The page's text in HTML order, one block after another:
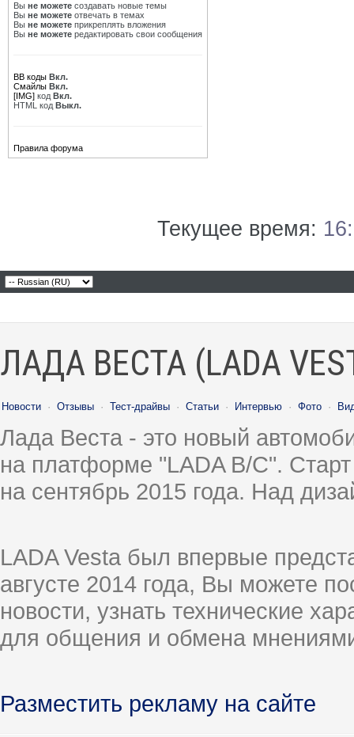
Вы не можете создавать новые темы
Вы не можете отвечать в темах
Вы не можете прикреплять вложения
Вы не можете редактировать свои сообщения
BB коды Вкл.
Смайлы Вкл.
[IMG] код Вкл.
HTML код Выкл.
Правила форума
Текущее время:
ЛАДА ВЕСТА (LADA
Новости · Отзывы · Тест-драйвы · Статьи · Интервью · Фото ·
Лада Веста - это новый
на платформе "LADA B/C".
на сентябрь 2015 года. Над
LADA Vesta был впервые
августе 2014 года, Вы можете
новости, узнать технические
для общения и обмена
Разместить рекламу на сайте